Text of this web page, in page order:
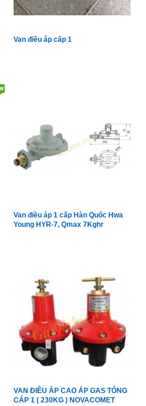
Van điều áp cấp 1
Van điều áp 1 cấp Hàn Quốc Hwa
Young HYR-7, Qmax 7Kghr
VAN ĐIỀU ÁP CAO ÁP GAS TỔNG
CẤP 1 ( 230KG ) NOVACOMET